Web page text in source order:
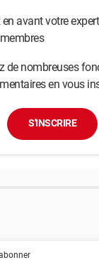
avant votre
de nombreuses
en vous
S'INSCRIRE